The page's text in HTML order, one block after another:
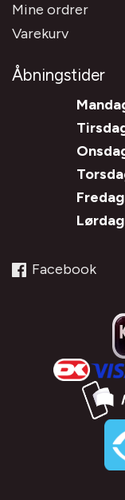
Mine ordrer
Varekurv
Åbningstider
Fredag
Lørdag
Facebook